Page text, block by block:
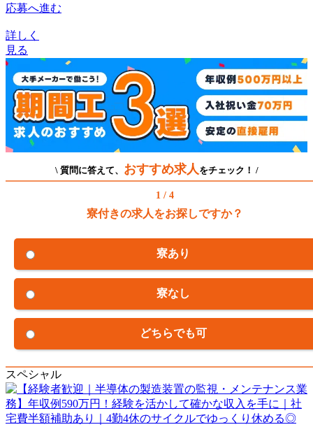
応募へ進む
詳しく
見る
\ 質問に答えて、 おすすめ求人 をチェック！ /
1 / 4
寮付きの求人をお探しですか？
寮あり
寮なし
どちらでも可
スペシャル